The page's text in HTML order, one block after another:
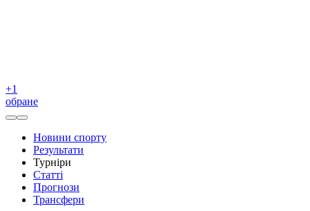
+1
обране
Новини спорту
Результати
Турніри
Статті
Прогнози
Трансфери